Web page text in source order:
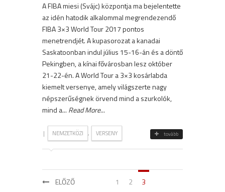
A FIBA miesi (Svájc) központja ma bejelentette
az idén hatodik alkalommal megrendezendő
FIBA 3×3 World Tour 2017 pontos
menetrendjét. A kupasorozat a kanadai
Saskatoonban indul július 15-16-án és a döntő
Pekingben, a kínai fővárosban lesz október
21-22-én. A World Tour a 3×3 kosárlabda
kiemelt versenye, amely világszerte nagy
népszerűségnek örvend mind a szurkolók,
mind a... Read More...
| NEMZETKÖZI , VERSENY tovább
ELŐZŐ 1 2 3